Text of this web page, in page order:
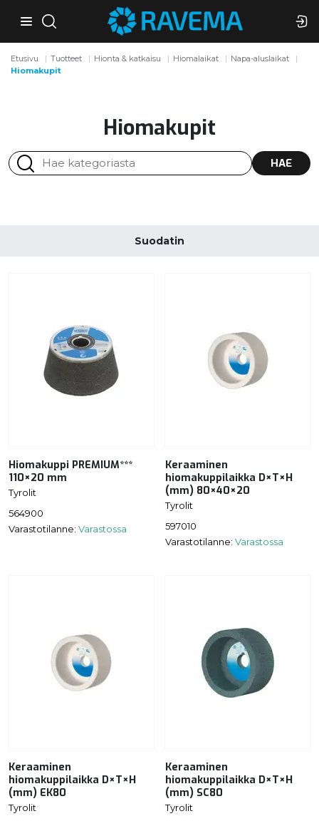
Etusivu Tuotteet Hionta & katkaisu Hiomalaikat
Napa-aluslaikat
Hiomakupit
Hiomakupit
HAE
Suodatin
Hiomakuppi PREMIUM***
110×20 mm
Tyrolit
564900
Varastotilanne: Varastossa
Keraaminen
hiomakuppilaikka D×T×H
(mm) 80×40×20
Tyrolit
597010
Varastotilanne: Varastossa
Keraaminen
hiomakuppilaikka D×T×H
(mm) EK80
Tyrolit
Keraaminen
hiomakuppilaikka D×T×H
(mm) SC80
Tyrolit